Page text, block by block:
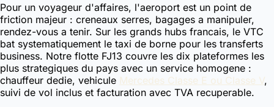
Pour un voyageur d'affaires, l'aeroport est un point de
friction majeur : creneaux serres, bagages a manipuler,
rendez-vous a tenir. Sur les grands hubs francais, le VTC
bat systematiquement le taxi de borne pour les transferts
business. Notre flotte FJ13 couvre les dix plateformes les
plus strategiques du pays avec un service homogene :
chauffeur dedie, vehicule Mercedes Classe E ou Classe V,
suivi de vol inclus et facturation avec TVA recuperable.